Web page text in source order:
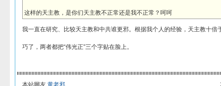
这样的天主教，是你们天主教不正常还是我不正常？呵呵
我一直在研究、比较天主教和中共谁更邪。根据我个人的经验，天主教十倍
巧了，两者都把“伟光正”三个字贴在脸上。
本站网友 黄老邪